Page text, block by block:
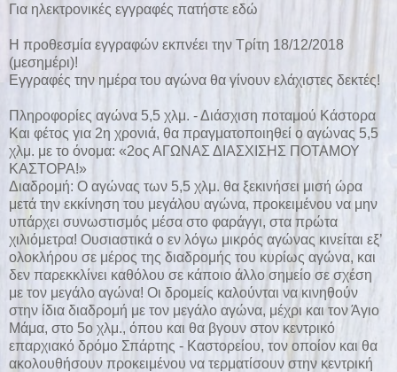
Για ηλεκτρονικές εγγραφές πατήστε εδώ
Η προθεσμία εγγραφών εκπνέει την Τρίτη 18/12/2018
(μεσημέρι)!
Εγγραφές την ημέρα του αγώνα θα γίνουν ελάχιστες δεκτές!
Πληροφορίες αγώνα 5,5 χλμ. - Διάσχιση ποταμού Κάστορα
Και φέτος για 2η χρονιά, θα πραγματοποιηθεί ο αγώνας 5,5
χλμ. με το όνομα: «2ος ΑΓΩΝΑΣ ΔΙΑΣΧΙΣΗΣ ΠΟΤΑΜΟΥ
ΚΑΣΤΟΡΑ!»
Διαδρομή: Ο αγώνας των 5,5 χλμ. θα ξεκινήσει μισή ώρα
μετά την εκκίνηση του μεγάλου αγώνα, προκειμένου να μην
υπάρχει συνωστισμός μέσα στο φαράγγι, στα πρώτα
χιλιόμετρα! Ουσιαστικά ο εν λόγω μικρός αγώνας κινείται εξ’
ολοκλήρου σε μέρος της διαδρομής του κυρίως αγώνα, και
δεν παρεκκλίνει καθόλου σε κάποιο άλλο σημείο σε σχέση
με τον μεγάλο αγώνα! Οι δρομείς καλούνται να κινηθούν
στην ίδια διαδρομή με τον μεγάλο αγώνα, μέχρι και τον Άγιο
Μάμα, στο 5ο χλμ., όπου και θα βγουν στον κεντρικό
επαρχιακό δρόμο Σπάρτης - Καστορείου, τον οποίον και θα
ακολουθήσουν προκειμένου να τερματίσουν στην κεντρική